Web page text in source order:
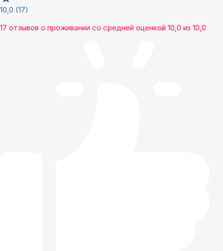
10,0 (17)
17 отзывов о проживании со средней оценкой 10,0 из 10,0